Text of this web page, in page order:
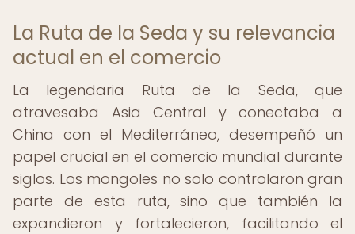
La Ruta de la Seda y su relevancia
actual en el comercio
La legendaria Ruta de la Seda, que
atravesaba Asia Central y conectaba a
China con el Mediterráneo, desempeñó un
papel crucial en el comercio mundial durante
siglos. Los mongoles no solo controlaron gran
parte de esta ruta, sino que también la
expandieron y fortalecieron, facilitando el